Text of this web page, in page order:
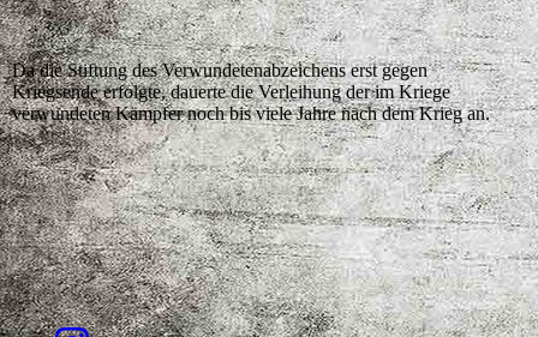
Da die Stiftung des Verwundetenabzeichens erst gegen
Kriegsende erfolgte, dauerte die Verleihung der im Kriege
verwundeten Kämpfer noch bis viele Jahre nach dem Krieg an.